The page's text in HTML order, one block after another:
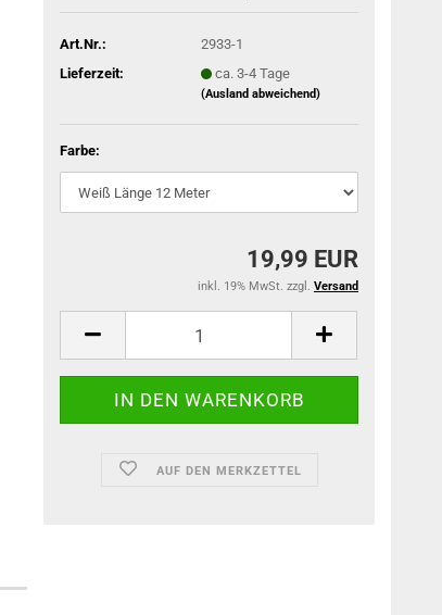
Art.Nr.:
2933-1
Lieferzeit:
ca. 3-4 Tage
(Ausland abweichend)
Farbe:
19,99 EUR
inkl. 19% MwSt. zzgl. Versand
AUF DEN MERKZETTEL